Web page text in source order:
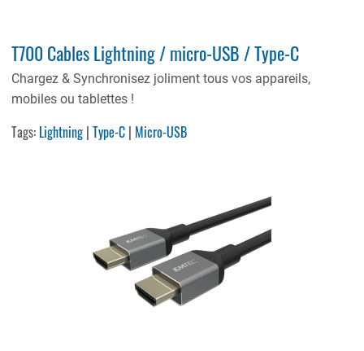
T700 Cables Lightning / micro-USB / Type-C
Chargez & Synchronisez joliment tous vos appareils,
mobiles ou tablettes !
Tags: Lightning |Type-C | Micro-USB